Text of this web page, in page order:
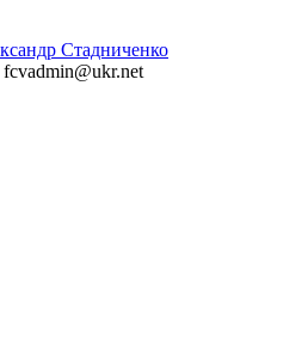
Стадниченко
fcvadmin@ukr.net